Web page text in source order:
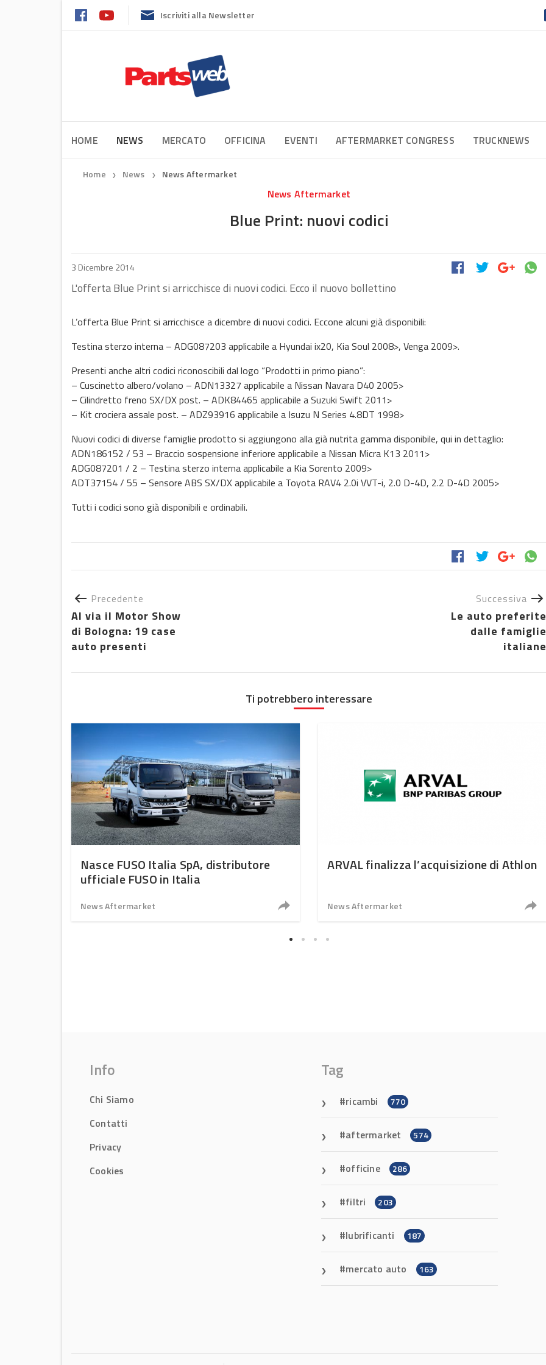
Iscriviti alla Newsletter
HOME NEWS MERCATO OFFICINA EVENTI AFTERMARKET CONGRESS TRUCKNEWS
Home ❯ News ❯ News Aftermarket
News Aftermarket
Blue Print: nuovi codici
3 Dicembre 2014
L'offerta Blue Print si arricchisce di nuovi codici. Ecco il nuovo bollettino
L’offerta Blue Print si arricchisce a dicembre di nuovi codici. Eccone alcuni già disponibili:
Testina sterzo interna – ADG087203 applicabile a Hyundai ix20, Kia Soul 2008>, Venga 2009>.
Presenti anche altri codici riconoscibili dal logo “Prodotti in primo piano”:
– Cuscinetto albero/volano – ADN13327 applicabile a Nissan Navara D40 2005>
– Cilindretto freno SX/DX post. – ADK84465 applicabile a Suzuki Swift 2011>
– Kit crociera assale post. – ADZ93916 applicabile a Isuzu N Series 4.8DT 1998>
Nuovi codici di diverse famiglie prodotto si aggiungono alla già nutrita gamma disponibile, qui in dettaglio:
ADN186152 / 53 – Braccio sospensione inferiore applicabile a Nissan Micra K13 2011>
ADG087201 / 2 – Testina sterzo interna applicabile a Kia Sorento 2009>
ADT37154 / 55 – Sensore ABS SX/DX applicabile a Toyota RAV4 2.0i VVT-i, 2.0 D-4D, 2.2 D-4D 2005>
Tutti i codici sono già disponibili e ordinabili.
Precedente
Al via il Motor Show
di Bologna: 19 case
auto presenti
Successiva
Le auto preferite
dalle famiglie
italiane
Ti potrebbero interessare
Nasce FUSO Italia SpA, distributore
ufficiale FUSO in Italia
News Aftermarket
ARVAL finalizza l’acquisizione di Athlon
News Aftermarket
Info
Chi Siamo
Contatti
Privacy
Cookies
Tag
ricambi 770
aftermarket 574
officine 286
filtri 203
lubrificanti 187
mercato auto 163